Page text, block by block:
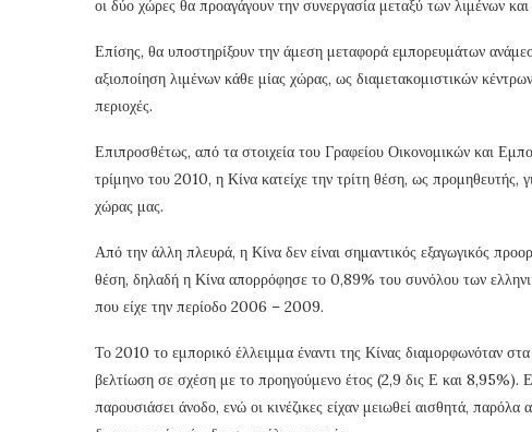
οι δύο χώρες θα προαγάγουν την συνεργασία μεταξύ των λιμένων και
Επίσης, θα υποστηρίξουν την άμεση μεταφορά εμπορευμάτων
αξιοποίηση λιμένων κάθε μίας χώρας, ως διαμετακομιστικών
περιοχές.
Επιπροσθέτως, από τα στοιχεία του Γραφείου Οικονομικών και
τρίμηνο του 2010, η Κίνα κατείχε την τρίτη θέση, ως προμηθευτής,
χώρας μας.
Από την άλλη πλευρά, η Κίνα δεν είναι σημαντικός εξαγωγικός
θέση, δηλαδή η Κίνα απορρόφησε το 0,89% του συνόλου των
που είχε την περίοδο 2006 – 2009.
Το 2010 το εμπορικό έλλειμμα έναντι της Κίνας διαμορφωνόταν
βελτίωση σε σχέση με το προηγούμενο έτος (2,9 δις Ε και 8,95%).
παρουσιάσει άνοδο, ενώ οι κινέζικες είχαν μειωθεί αισθητά,